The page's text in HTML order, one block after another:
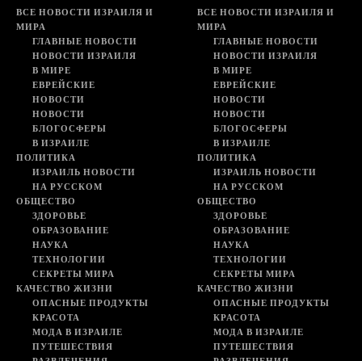
ВСЕ НОВОСТИ ИЗРАИЛЯ И
МИРА
ГЛАВНЫЕ НОВОСТИ
НОВОСТИ ИЗРАИЛЯ
В МИРЕ
ЕВРЕЙСКИЕ
НОВОСТИ
НОВОСТИ
БЛОГОСФЕРЫ
В ИЗРАИЛЕ
ПОЛИТИКА
ИЗРАИЛЬ НОВОСТИ
НА РУССКОМ
ОБЩЕСТВО
ЗДОРОВЬЕ
ОБРАЗОВАНИЕ
НАУКА
ТЕХНОЛОГИИ
СЕКРЕТЫ МИРА
КАЧЕСТВО ЖИЗНИ
ОПАСНЫЕ ПРОДУКТЫ
КРАСОТА
МОДА В ИЗРАИЛЕ
ПУТЕШЕСТВИЯ
ВСЕ НОВОСТИ ИЗРАИЛЯ И
МИРА
ГЛАВНЫЕ НОВОСТИ
НОВОСТИ ИЗРАИЛЯ
В МИРЕ
ЕВРЕЙСКИЕ
НОВОСТИ
НОВОСТИ
БЛОГОСФЕРЫ
В ИЗРАИЛЕ
ПОЛИТИКА
ИЗРАИЛЬ НОВОСТИ
НА РУССКОМ
ОБЩЕСТВО
ЗДОРОВЬЕ
ОБРАЗОВАНИЕ
НАУКА
ТЕХНОЛОГИИ
СЕКРЕТЫ МИРА
КАЧЕСТВО ЖИЗНИ
ОПАСНЫЕ ПРОДУКТЫ
КРАСОТА
МОДА В ИЗРАИЛЕ
ПУТЕШЕСТВИЯ